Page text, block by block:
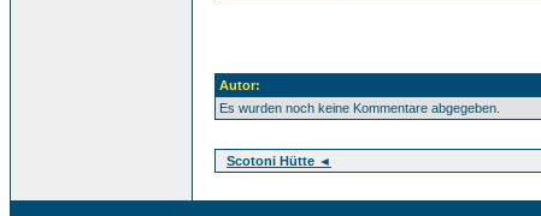
Autor:
Es wurden noch keine Kommentare abgegeben.
Scotoni Hütte ◄